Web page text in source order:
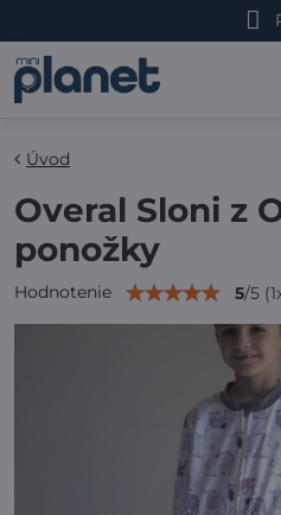
Úvod
Overal Sloni z
ponožky
Hodnotenie 5/5 (1